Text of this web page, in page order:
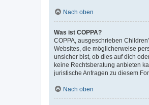
Nach oben
Was ist COPPA?
COPPA, ausgeschrieben
Websites, die möglicherweise
unsicher bist, ob dies auf dich
keine Rechtsberatung anbieten
juristische Anfragen zu diesem
Nach oben